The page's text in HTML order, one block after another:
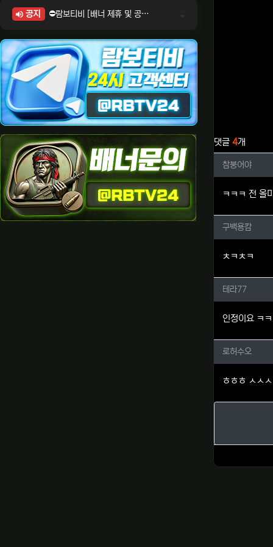
댓글 4개
참붕어
참붕어야
ㅋㅋㅋ 전 올
구백용
구백용캄
ㅊㅋㅊㅋ
테라77
테라77
인정이요 ㅋ
로허수
로허수오
ㅎㅎㅎ ㅅㅅ
공지
⛔람보티비 [배너 제휴 및 공식 입점 문의 안내]
⛔람보티비 [정회원 등급UP! 안내사항]
⛔람보티비 [채팅방 이용시 주의사항]
⛔람보티비 [공식보증업체 안내]